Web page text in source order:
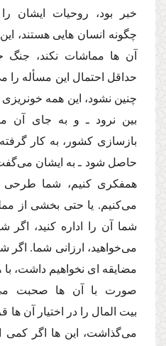
خبر بود، روحیات ایشان
چگونه انسان هایى هستند،
آن ها مماشات نكند، جنگ
حداقل احتمال این مسأله را
چنین نشود، این همه خونریزى
بین نرود ـ و به جاى آن
بازسازى كشور، به كار
حاصل شود ـ به ایشان مى‌گفت
همفكرى كنیم، شما طرحى
مى‌كنیم. یا حتى بخشى از
شما آن را اداره كنید، اگر
مى‌خواهید، ارزانى شما. اگر
مضایقه اى نخواهیم داشت،
صورت با آن ها صحبت
بیت المال را در اختیار آن ها
مى‌گذاشت، این ها اگر كمى